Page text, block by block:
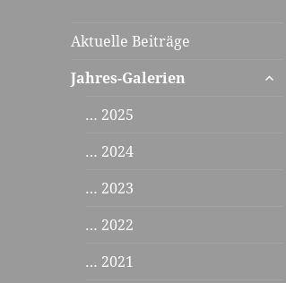
Aktuelle Beiträge
Jahres-Galerien
… 2025
… 2024
… 2023
… 2022
… 2021